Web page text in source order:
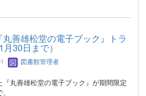
丸善雄松堂の電子ブック』トラ
30日まで）
図書館管理者
丸善雄松堂の電子ブック』が期間限定